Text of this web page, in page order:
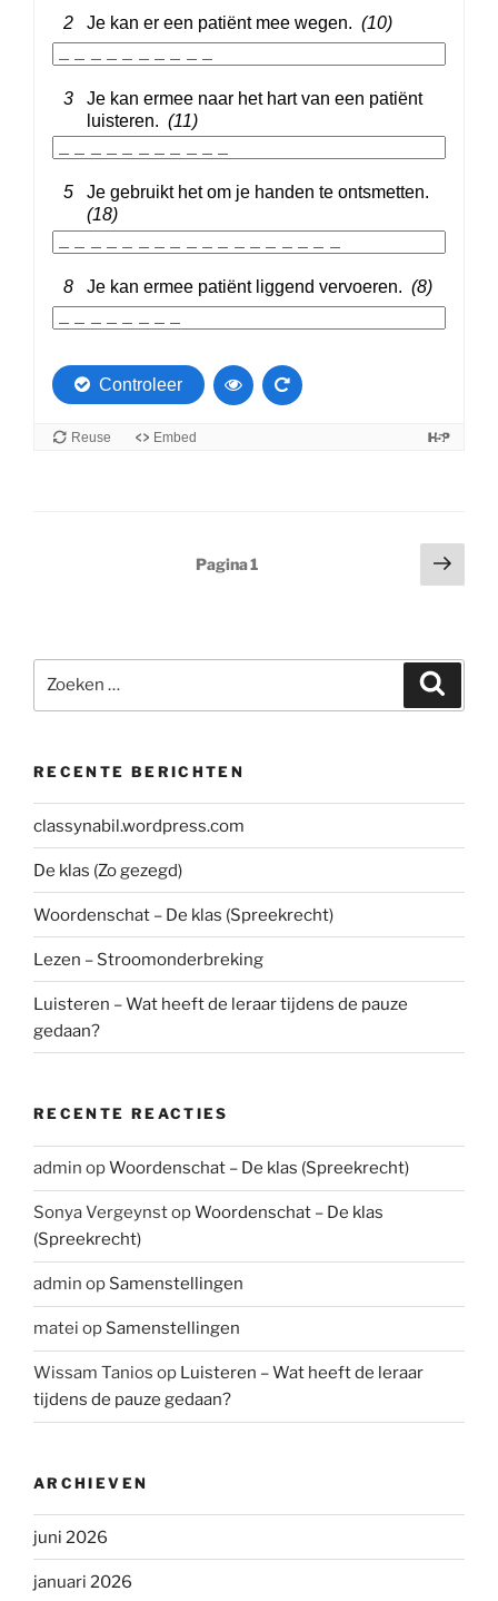
Pagina1
naar:
RECENTE BERICHTEN
classynabil.wordpress.com
De klas (Zo gezegd)
Woordenschat – De klas (Spreekrecht)
Lezen – Stroomonderbreking
Luisteren – Wat heeft de leraar tijdens de pauze
gedaan?
RECENTE REACTIES
admin opWoordenschat – De klas (Spreekrecht)
Sonya VergeynstopWoordenschat – De klas
(Spreekrecht)
admin op Samenstellingen
matei op Samenstellingen
Wissam Tanios op Luisteren – Wat heeft de leraar
tijdens de pauze gedaan?
ARCHIEVEN
juni 2026
januari 2026